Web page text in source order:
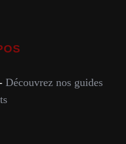
Découvrez nos guides